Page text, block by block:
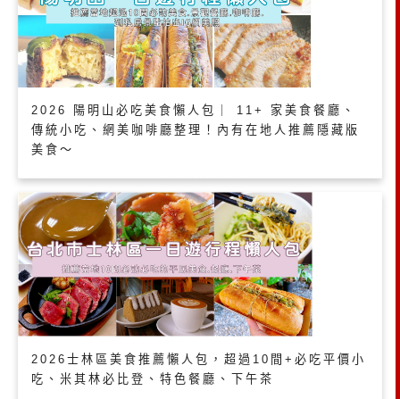
2026 陽明山必吃美食懶人包｜ 11+ 家美食餐廳、
傳統小吃、網美咖啡廳整理！內有在地人推薦隱藏版
美食～
2026士林區美食推薦懶人包，超過10間+必吃平價小
吃、米其林必比登、特色餐廳、下午茶